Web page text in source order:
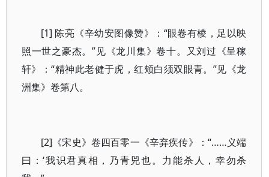
[1] 陈亮《辛幼安图像赞》：“眼卷有棱，足以映
照一世之豪杰。”见《龙川集》卷十。又刘过《呈稼
轩》：“精神此老健于虎，红颊白须双眼青。”见《龙
洲集》卷第八。
[2]《宋史》卷四百零一《辛弃疾传》：“……义端
曰：‘我识君真相，乃青兕也。力能杀人，幸勿杀